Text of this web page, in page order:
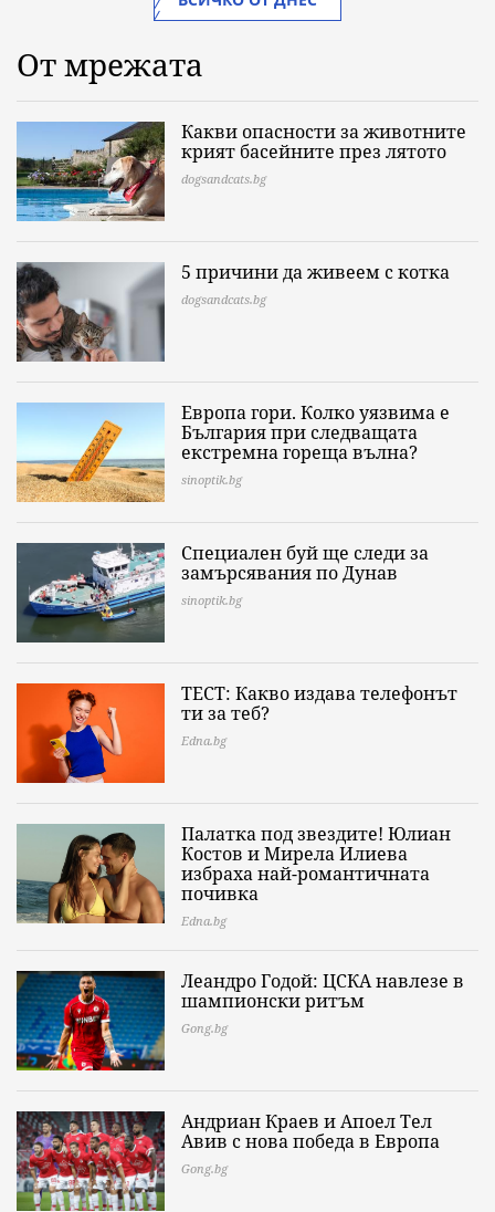
От мрежата
Какви опасности за животните
крият басейните през лятото
dogsandcats.bg
5 причини да живеем с котка
dogsandcats.bg
Европа гори. Колко уязвима е
България при следващата
екстремна гореща вълна?
sinoptik.bg
Специален буй ще следи за
замърсявания по Дунав
sinoptik.bg
ТЕСТ: Какво издава телефонът
ти за теб?
Edna.bg
Палатка под звездите! Юлиан
Костов и Мирела Илиева
избраха най-романтичната
почивка
Edna.bg
Леандро Годой: ЦСКА навлезе в
шампионски ритъм
Gong.bg
Андриан Краев и Апоел Тел
Авив с нова победа в Европа
Gong.bg